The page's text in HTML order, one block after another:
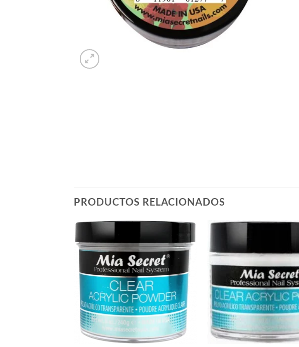
PRODUCTOS RELACIONADOS
Añadir
lista de